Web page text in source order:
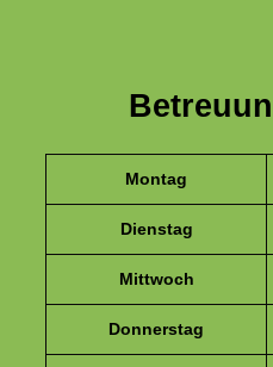
Montag
Dienstag
Mittwoch
Donnerstag